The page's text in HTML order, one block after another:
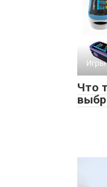
Игры
Что